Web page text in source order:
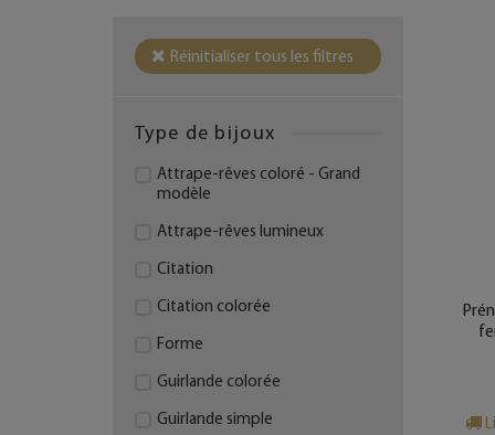
Réinitialiser tous les filtres
Type de bijoux
Attrape-rêves coloré - Grand
modèle
Attrape-rêves lumineux
Citation
Citation colorée
Forme
Guirlande colorée
Guirlande simple